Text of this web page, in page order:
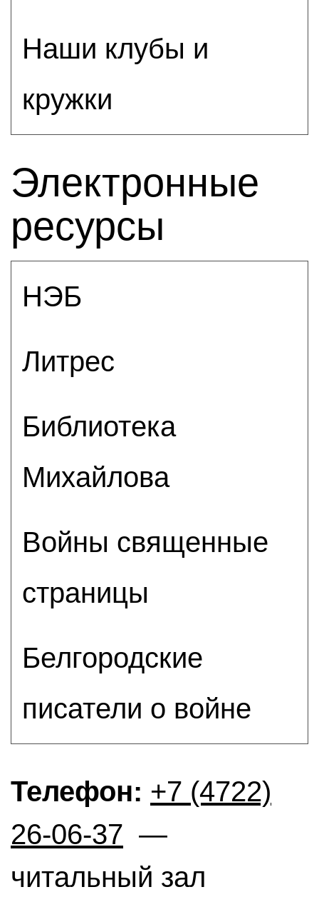
Наши клубы и
кружки
Электронные
ресурсы
НЭБ
Литрес
Библиотека
Михайлова
Войны священные
страницы
Белгородские
писатели о войне
Телефон: +7 (4722)
26-06-37 —
читальный зал